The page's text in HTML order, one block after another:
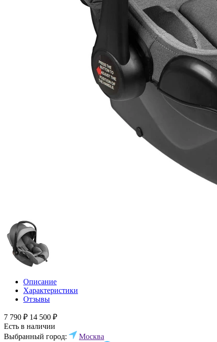
Описание
Характеристики
Отзывы
7 790 ₽ 14 500 ₽
Есть в наличии
Выбранный город:
Москва